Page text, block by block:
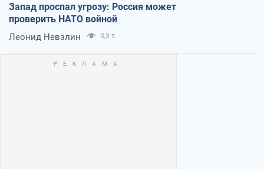
Запад проспал угрозу: Россия может
проверить НАТО войной
Леонид Невзлин 3,3 т.